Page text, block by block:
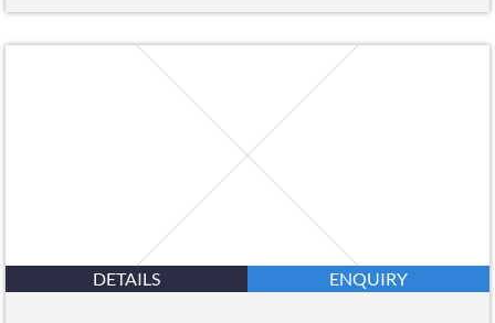
DETAILS ENQUIRY